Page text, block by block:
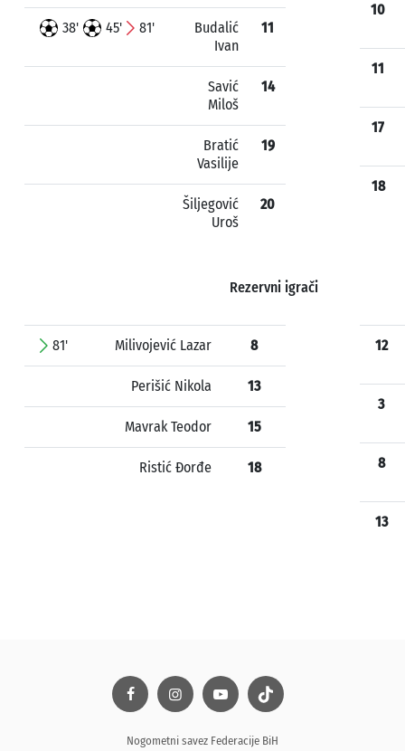
38' 45' 81'
Budalić
Ivan
11
Savić
Miloš
14
Bratić
Vasilije
19
Šiljegović
Uroš
20
10
11
17
18
Rezervni igrači
81' Milivojević Lazar 8
Perišić Nikola 13
Mavrak Teodor 15
Ristić Đorđe 18
12
3
8
13
Nogometni savez Federacije BiH